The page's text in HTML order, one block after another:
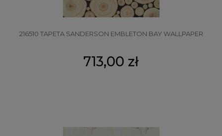
216510 TAPETA SANDERSON EMBLETON BAY WALLPAPER
713,00 zł